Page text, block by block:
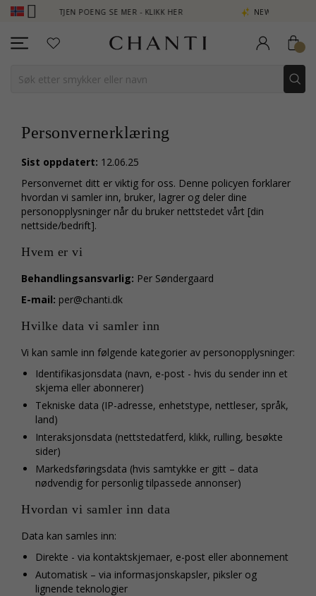
TJEN POENG SE MER - KLIKK HER NEW COLLECTION | AURA
Personvernerklæring
Sist oppdatert: 12.06.25
Personvernet ditt er viktig for oss. Denne policyen forklarer
hvordan vi samler inn, bruker, lagrer og deler dine
personopplysninger når du bruker nettstedet vårt [din
nettside/bedrift].
Hvem er vi
Behandlingsansvarlig: Per Søndergaard
E-mail: per@chanti.dk
Hvilke data vi samler inn
Vi kan samle inn følgende kategorier av personopplysninger:
Identifikasjonsdata (navn, e-post - hvis du sender inn et
skjema eller abonnerer)
Tekniske data (IP-adresse, enhetstype, nettleser, språk,
land)
Interaksjonsdata (nettstedatferd, klikk, rulling, besøkte
sider)
Markedsføringsdata (hvis samtykke er gitt – data
nødvendig for personlig tilpassede annonser)
Hvordan vi samler inn data
Data kan samles inn:
Direkte - via kontaktskjemaer, e-post eller abonnement
Automatisk – via informasjonskapsler, piksler og
lignende teknologier